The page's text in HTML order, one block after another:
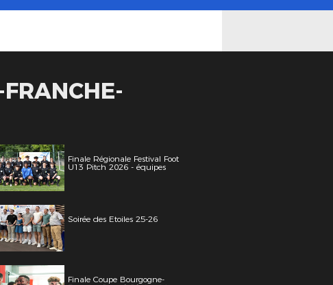
Finale Régionale Festival Foot
U13 Pitch 2026 - équipes
Soirée des Etoiles 25-26
Finale Coupe Bourgogne-